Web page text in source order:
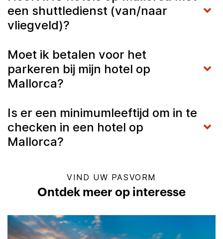
een shuttledienst (van/naar
vliegveld)?
Moet ik betalen voor het
parkeren bij mijn hotel op
Mallorca?
Is er een minimumleeftijd om in te
checken in een hotel op
Mallorca?
VIND UW PASVORM
Ontdek meer op interesse